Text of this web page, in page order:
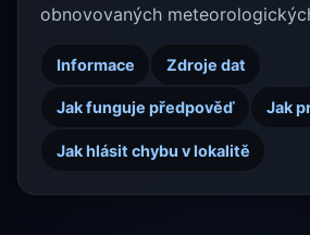
obnovovaných
Informace Zdroje dat
Jak funguje předpověď Jak
Jak hlásit chybu v lokalitě